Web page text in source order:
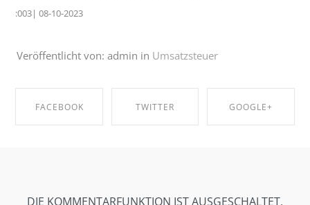
:003| 08-10-2023
Veröffentlicht von: admin in Umsatzsteuer
FACEBOOK TWITTER GOOGLE+
DIE KOMMENTARFUNKTION IST AUSGESCHALTET.